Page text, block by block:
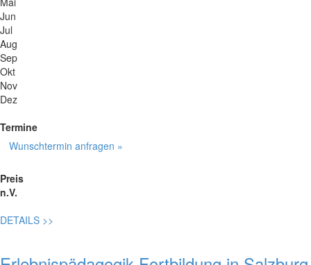
Jun
Jul
Aug
Sep
Okt
Nov
Dez
Termine
Wunschtermin anfragen »
Preis
n.V.
DETAILS >>